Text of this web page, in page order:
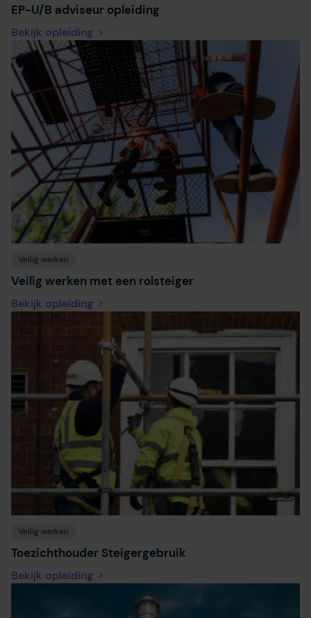
EP-U/B adviseur opleiding
Bekijk opleiding
Veilig werken
Veilig werken met een rolsteiger
Bekijk opleiding
Veilig werken
Toezichthouder Steigergebruik
Bekijk opleiding